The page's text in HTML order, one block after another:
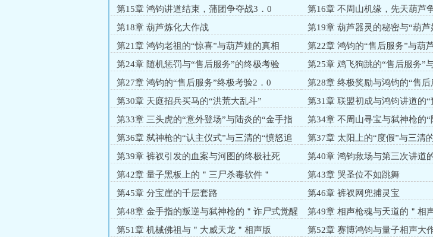
第15章 鸿钧讲道结束，蒲团争夺战3．0
第16章 不周山机缘，先天葫芦
第18章 葫芦炼化大作战 第19章 葫芦器灵的秘密与“葫
第21章 鸿钧老祖的“惊喜”与葫芦娃的真相
第22章 鸿钧的“售后服务”与葫
务”
第24章 随机惩罚与“售后服务”的终极考验
第25章 鸡飞狗跳的“售后服务”
验
第27章 鸿钧的“售后服务”终极考验2．0
第28章 终极奖励与鸿钧的“售后
3．0
第30章 天庭招兵买马的“洪荒大乱斗”
第31章 联盟初成与鸿钧讲道的“
第33章 三头虎的“意外登场”与陆炎的“金手指
失灵”
第34章 不周山寻宝与弑神枪的“
第36章 弑神枪的“认主仪式”与三清的“愤怒追
击”
第37章 太阳上的“度假”与三清
第39章 裤衩引发的血案与河图的终极社死
第40章 鸿钧救场与第三次讲道
第42章 量子黑板上的＂三尸杀毒软件＂ 第43章 哭圣位不如跳舞
第45章 分宝崖的千层套路
第46章 裤衩网兜捕灵宝
第48章 金手指的叛逆与弑神枪的＂诈尸式觉醒
＂
第49章 相声枪魂与天道的＂相
第51章 机械佛祖与＂大威天龙＂相声版
第52章 赛博鸿钧与量子相声大